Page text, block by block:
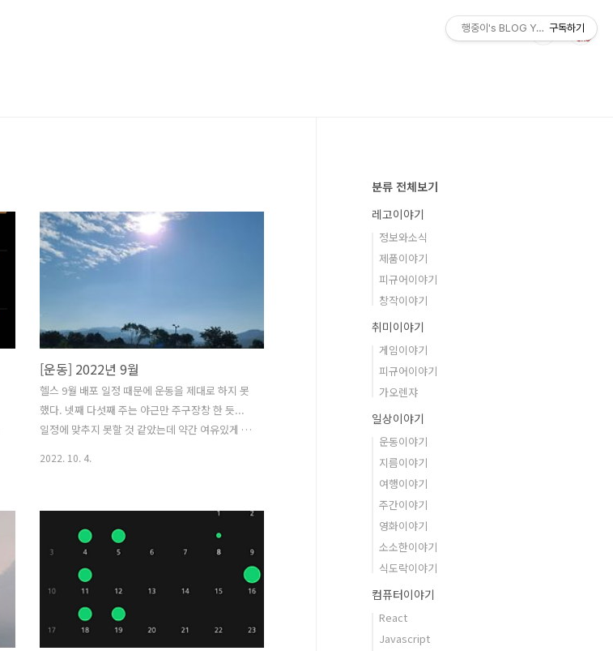
[운동] 2022년 9월
헬스 9월 배포 일정 때문에 운동을 제대로 하지 못
했다. 넷째 다섯째 주는 야근만 주구장창 한 듯...
일정에 맞추지 못할 것 같았는데 약간 여유있게 완
망가진 핑계를 대본다..;; 10월이 되니 날이 쌀쌀
해지는데 노력 좀 하자..!!! 프리다이빙
2022.09.13 드디어 프리다이빙 동호회 첫 참여를
했다. 자격증을 따고 한달 만에 재밌게했던 것 같
다. 이산화탄소 적응 훈련을 했는데데 마지막에 실
패해서 좀 아쉬웠다. 종료 후에 교촌치킨에서 치
맥!
2022. 10. 4.
분류 전체보기
레고이야기
정보와소식
제품이야기
피규어이야기
창작이야기
취미이야기
게임이야기
피규어이야기
가오렌쟈
일상이야기
운동이야기
지름이야기
여행이야기
주간이야기
영화이야기
소소한이야기
식도락이야기
컴퓨터이야기
React
Javascript
행중이's BLOG YOLO구독하기